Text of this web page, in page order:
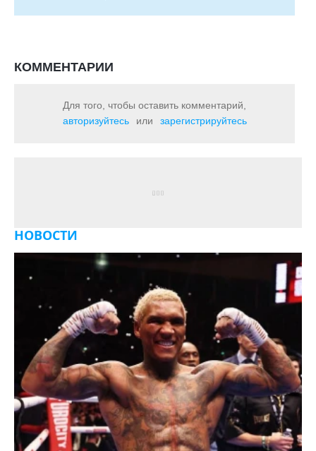
КОММЕНТАРИИ
Для того, чтобы оставить комментарий,
авторизуйтесь
или зарегистрируйтесь
НОВОСТИ